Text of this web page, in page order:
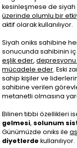
kesinleşmese de siyah
üzerinde olumlu bir
aktif olarak kullanılıyor.
Siyah oniks sahibine
sonucunda sahibinin
eşlik eder,
mücadele eder. Eski
sahip kişiler ve
sahibine verilen
metanetli olmasına
Bilinen tıbbi özellikleri
gelmesi, solunum
Günümüzde oniks ile
diyetlerde kullanılıyor.